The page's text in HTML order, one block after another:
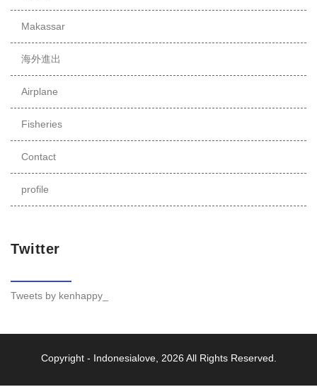
Makassar
海外進出
Airplane
Fisheries
Contact
profile
Twitter
Tweets by kenhappy_
Copyright - Indonesialove, 2026 All Rights Reserved.